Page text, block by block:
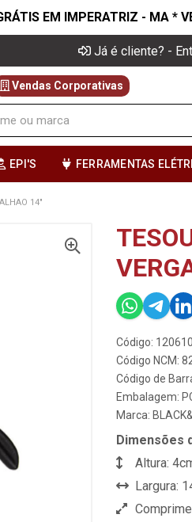
EM IMPERATRIZ - MA *
Já é cliente? -
Vendas Corporativas
EPI'S FERRAMENTAS
14"
Código:
Código NCM:
Código de
Embalagem:
Marca:
Dimensões
Altura:
Largura: